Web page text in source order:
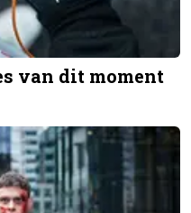
van dit moment